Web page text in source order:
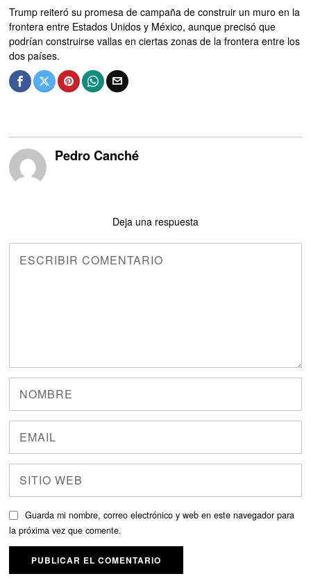
Trump reiteró su promesa de campaña de construir un muro en la
frontera entre Estados Unidos y México, aunque precisó que
podrían construirse vallas en ciertas zonas de la frontera entre los
dos países.
Pedro Canché
Deja una respuesta
Guarda mi nombre, correo electrónico y web en este navegador para
la próxima vez que comente.